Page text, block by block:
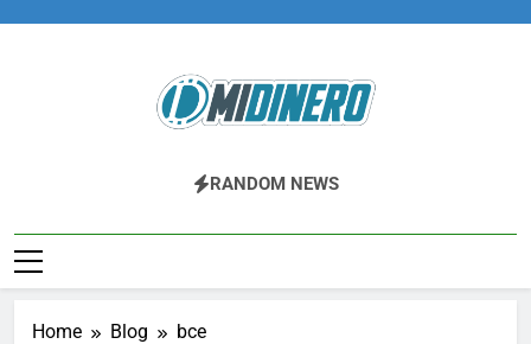
Midinero.co
Fintech, Criptomonedas
RANDOM NEWS
Home Blog bce